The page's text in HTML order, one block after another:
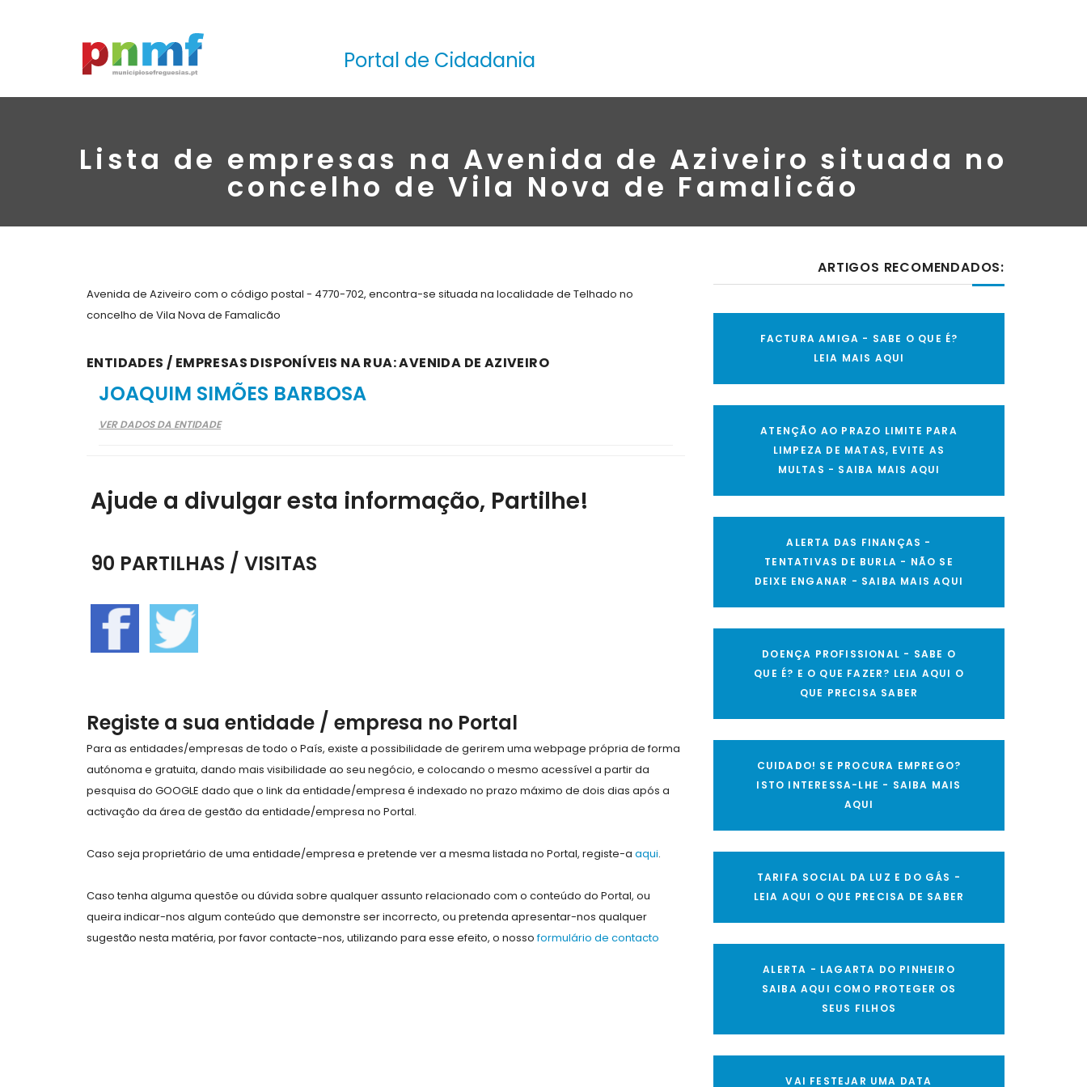
Portal de Cidadania
Lista de empresas na Avenida de Aziveiro situada no
concelho de Vila Nova de Famalicão
Avenida de Aziveiro com o código postal - 4770-702, encontra-se situada na localidade de Telhado no
concelho de Vila Nova de Famalicão
ENTIDADES / EMPRESAS DISPONÍVEIS NA RUA: AVENIDA DE AZIVEIRO
JOAQUIM SIMÕES BARBOSA
VER DADOS DA ENTIDADE
Ajude a divulgar esta informação, Partilhe!
90 PARTILHAS / VISITAS
Registe a sua entidade / empresa no Portal
Para as entidades/empresas de todo o País, existe a possibilidade de gerirem uma webpage própria de forma
autónoma e gratuita, dando mais visibilidade ao seu negócio, e colocando o mesmo acessível a partir da
pesquisa do GOOGLE dado que o link da entidade/empresa é indexado no prazo máximo de dois dias após a
activação da área de gestão da entidade/empresa no Portal.
Caso seja proprietário de uma entidade/empresa e pretende ver a mesma listada no Portal, registe-a aqui.
Caso tenha alguma questõe ou dúvida sobre qualquer assunto relacionado com o conteúdo do Portal, ou
queira indicar-nos algum conteúdo que demonstre ser incorrecto, ou pretenda apresentar-nos qualquer
sugestão nesta matéria, por favor contacte-nos, utilizando para esse efeito, o nossoformulário de contacto
ARTIGOS RECOMENDADOS:
FACTURA AMIGA - SABE O QUE É?
LEIA MAIS AQUI
ATENÇÃO AO PRAZO LIMITE PARA
LIMPEZA DE MATAS, EVITE AS
MULTAS - SAIBA MAIS AQUI
ALERTA DAS FINANÇAS -
TENTATIVAS DE BURLA - NÃO SE
DEIXE ENGANAR - SAIBA MAIS AQUI
DOENÇA PROFISSIONAL - SABE O
QUE É? E O QUE FAZER? LEIA AQUI O
QUE PRECISA SABER
CUIDADO! SE PROCURA EMPREGO?
ISTO INTERESSA-LHE - SAIBA MAIS
AQUI
TARIFA SOCIAL DA LUZ E DO GÁS -
LEIA AQUI O QUE PRECISA DE SABER
ALERTA - LAGARTA DO PINHEIRO
SAIBA AQUI COMO PROTEGER OS
SEUS FILHOS
VAI FESTEJAR UMA DATA